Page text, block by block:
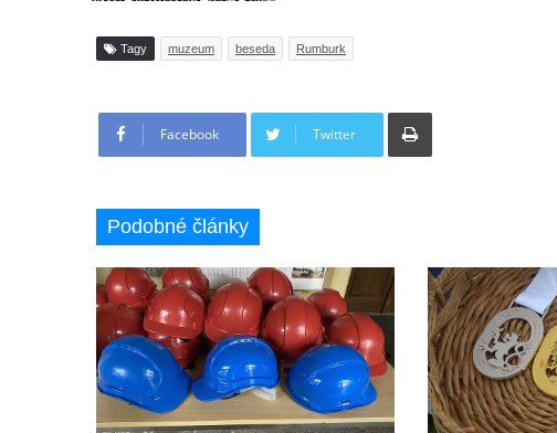
Tagy muzeum beseda Rumburk
Facebook Twitter
Tisknout
Podobné články